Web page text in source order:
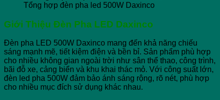
Tổng hợp đèn pha led 500W Daxinco
Giới Thiệu Đèn Pha LED Daxinco
Đèn pha LED 500W Daxinco mang đến khả năng chiếu
sáng mạnh mẽ, tiết kiệm điện và bền bỉ. Sản phẩm phù hợp
cho nhiều không gian ngoài trời như sân thể thao, công trình,
bãi đỗ xe, cảng biển và khu khai thác mỏ. Với công suất lớn,
đèn led pha 500W đảm bảo ánh sáng rộng, rõ nét, phù hợp
cho nhiều mục đích sử dụng khác nhau.